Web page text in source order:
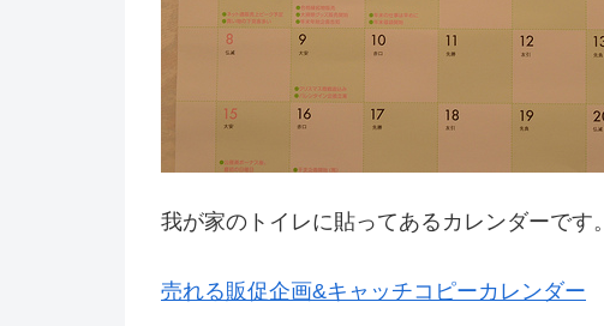
我が家のトイレに貼ってあるカレンダーです。
売れる販促企画&キャッチコピーカレンダー